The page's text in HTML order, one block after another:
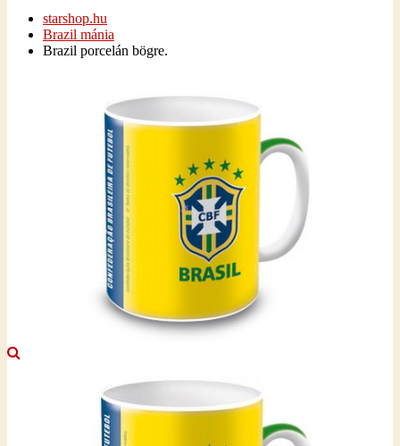
starshop.hu
Brazil mánia
Brazil porcelán bögre.